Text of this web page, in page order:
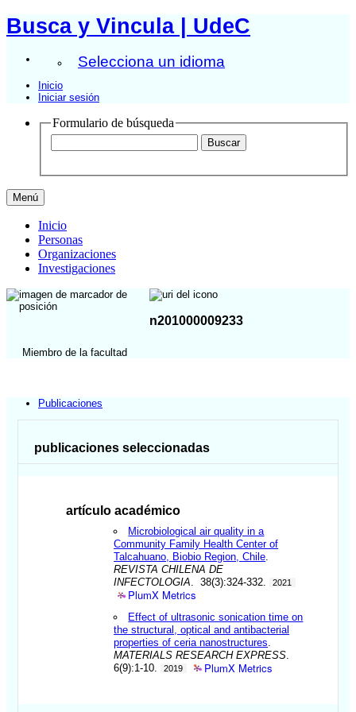
Busca y Vincula | UdeC
Selecciona un idioma
Inicio
Iniciar sesión
Formulario de búsqueda
Menú
Inicio
Personas
Organizaciones
Investigaciones
n201000009233
Miembro de la facultad
Publicaciones
publicaciones seleccionadas
artículo académico
Microbiological air quality in a
Community Family Health Center of
Talcahuano, Biobio Region, Chile
REVISTA CHILENA DE
INFECTOLOGIA . 38(3):324-332. 2021
PlumX Metrics
Effect of ultrasonic sonication time on
the structural, optical and antibacterial
properties of ceria nanostructures
MATERIALS RESEARCH EXPRESS
6(9):1-10.
2019 PlumX Metrics